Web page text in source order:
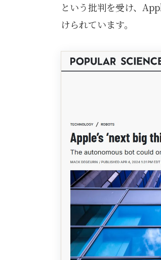
という批判を受け、
けられています。